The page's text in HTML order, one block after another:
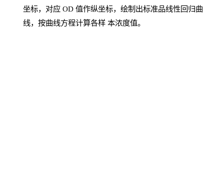
坐标，对应OD 值作纵坐标，绘制出标准品线性回归曲
线，按曲线方程计算各样 本浓度值。